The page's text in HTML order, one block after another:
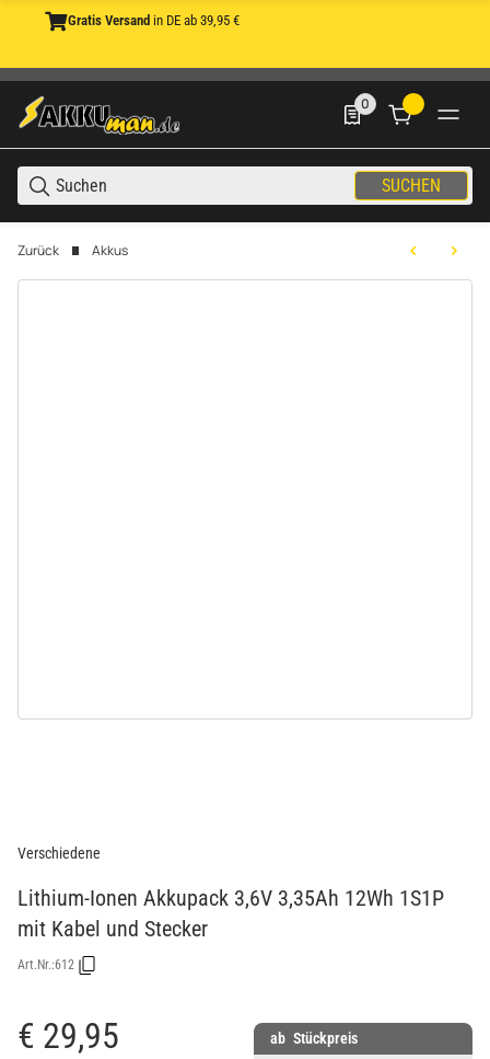
Gratis Versand in DE ab 39,95 €
SUCHEN
0
0 Produkte in der
Zurück Akkus
Verschiedene
Lithium-Ionen Akkupack 3,6V 3,35Ah 12Wh 1S1P
mit Kabel und Stecker
Art.Nr.:612
€ 29,95 ab Stückpreis